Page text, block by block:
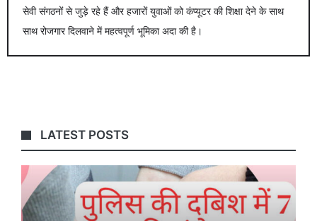
सेवी संगठनों से जुड़े रहे हैं और हजारों युवाओं को कंप्यूटर की शिक्षा देने के साथ
साथ रोजगार दिलवाने में महत्वपूर्ण भूमिका अदा की है।
LATEST POSTS